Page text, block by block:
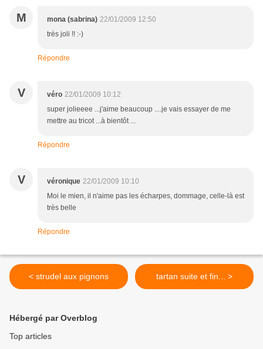
M mona (sabrina) 22/01/2009 12:50
très joli !! :-)
Répondre
V véro 22/01/2009 10:12
super jolieeee ...j'aime beaucoup ....je vais essayer de me
mettre au tricot ...à bientôt ...
Répondre
V véronique 22/01/2009 10:10
Moi le mien, il n'aime pas les écharpes, dommage, celle-là est
très belle
Répondre
< strudel aux pignons tartan suite et fin... >
Hébergé par Overblog
Top articles